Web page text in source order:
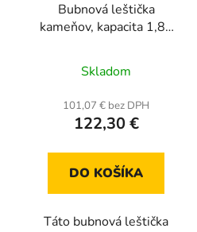
Bubnová leštička
kameňov, kapacita 1,81
hodnotenie
produktu
je
z
Skladom
101,07 € bez DPH
122,30 €
DO KOŠÍKA
Táto bubnová leštička